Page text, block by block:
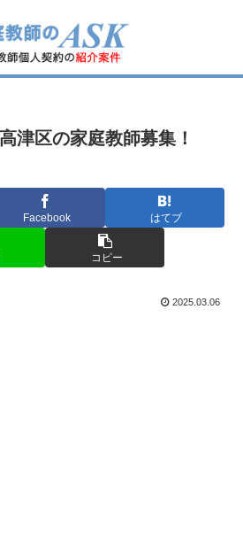
津区の家庭教師募集！
Facebook はてブ
コピー
2025.03.06